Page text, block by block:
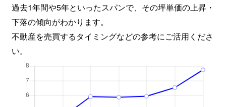
過去1年間や5年といったスパンで、その坪単価の上昇・
下落の傾向がわかります。
不動産を売買するタイミングなどの参考にご活用くださ
い。